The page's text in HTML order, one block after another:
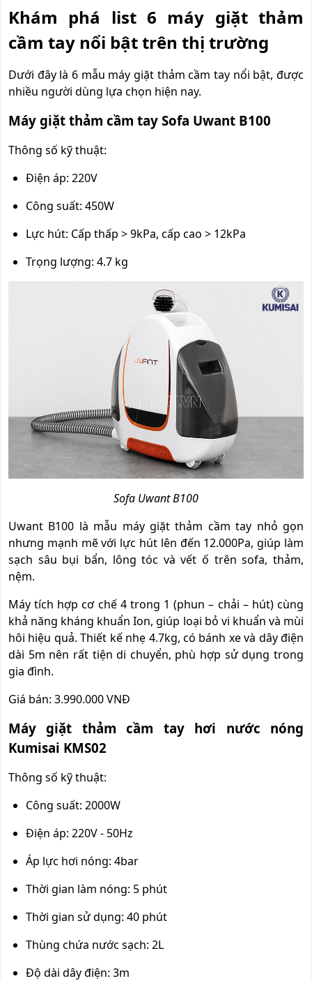
Khám phá list 6 máy giặt thảm
cầm tay nổi bật trên thị trường
Dưới đây là 6 mẫu máy giặt thảm cầm tay nổi bật, được
nhiều người dùng lựa chọn hiện nay.
Máy giặt thảm cầm tay Sofa Uwant B100
Thông số kỹ thuật:
Điện áp: 220V
Công suất: 450W
Lực hút: Cấp thấp > 9kPa, cấp cao > 12kPa
Trọng lượng: 4.7 kg
Sofa Uwant B100
Uwant B100 là mẫu máy giặt thảm cầm tay nhỏ gọn
nhưng mạnh mẽ với lực hút lên đến 12.000Pa, giúp làm
sạch sâu bụi bẩn, lông tóc và vết ố trên sofa, thảm,
nệm.
Máy tích hợp cơ chế 4 trong 1 (phun – chải – hút) cùng
khả năng kháng khuẩn Ion, giúp loại bỏ vi khuẩn và mùi
hôi hiệu quả. Thiết kế nhẹ 4.7kg, có bánh xe và dây điện
dài 5m nên rất tiện di chuyển, phù hợp sử dụng trong
gia đình.
Giá bán: 3.990.000 VNĐ
Máy giặt thảm cầm tay hơi nước nóng
Kumisai KMS02
Thông số kỹ thuật:
Công suất: 2000W
Điện áp: 220V - 50Hz
Áp lực hơi nóng: 4bar
Thời gian làm nóng: 5 phút
Thời gian sử dụng: 40 phút
Thùng chứa nước sạch: 2L
Độ dài dây điện: 3m